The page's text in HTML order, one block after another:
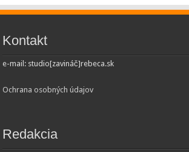
Kontakt
e-mail: studio[zavináč]rebeca.sk
Ochrana osobných údajov
Redakcia